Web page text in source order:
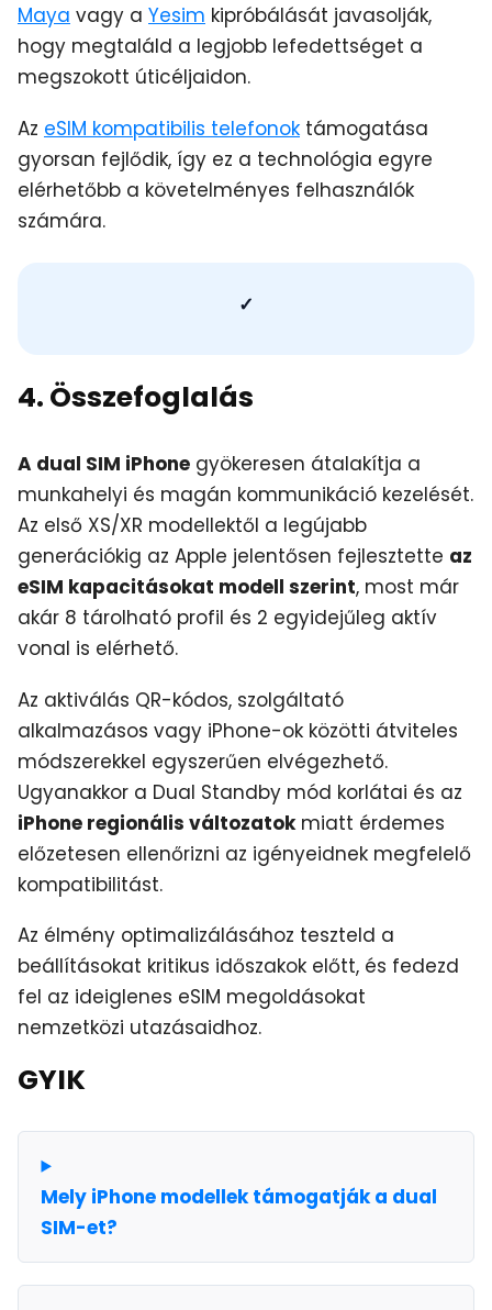
Maya vagy a Yesim kipróbálását javasolják,
hogy megtaláld a legjobb lefedettséget a
megszokott úticéljaidon.
Az eSIM kompatibilis telefonok támogatása
gyorsan fejlődik, így ez a technológia egyre
elérhetőbb a követelményes felhasználók
számára.
✓
4. Összefoglalás
A dual SIM iPhone gyökeresen átalakítja a
munkahelyi és magán kommunikáció kezelését.
Az első XS/XR modellektől a legújabb
generációkig az Apple jelentősen fejlesztette az
eSIM kapacitásokat modell szerint, most már
akár 8 tárolható profil és 2 egyidejűleg aktív
vonal is elérhető.
Az aktiválás QR-kódos, szolgáltató
alkalmazásos vagy iPhone-ok közötti átviteles
módszerekkel egyszerűen elvégezhető.
Ugyanakkor a Dual Standby mód korlátai és az
iPhone regionális változatokmiatt érdemes
előzetesen ellenőrizni az igényeidnek megfelelő
kompatibilitást.
Az élmény optimalizálásához teszteld a
beállításokat kritikus időszakok előtt, és fedezd
fel az ideiglenes eSIM megoldásokat
nemzetközi utazásaidhoz.
GYIK
Mely iPhone modellek támogatják a dual
SIM-et?